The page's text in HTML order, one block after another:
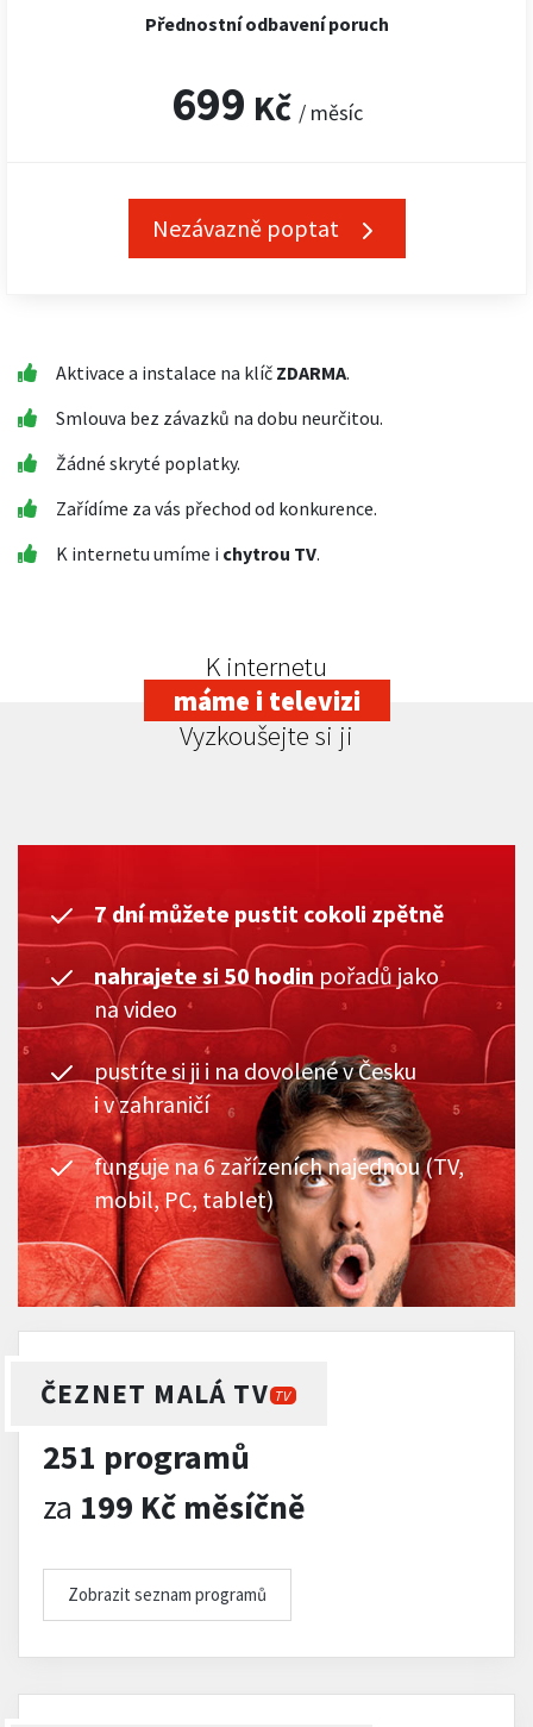
Přednostní odbavení poruch
699 Kč / měsíc
Nezávazně poptat
Aktivace a instalace na klíč ZDARMA.
Smlouva bez závazků na dobu neurčitou.
Žádné skryté poplatky.
Zařídíme za vás přechod od konkurence.
K internetu umíme i chytrou TV.
K internetu
máme i televizi
Vyzkoušejte si ji
7 dní můžete pustit cokoli zpětně
nahrajete si 50 hodin pořadů jako
na video
pustíte si ji i na dovolené v Česku
i v zahraničí
funguje na 6 zařízeních najednou (TV,
mobil, PC, tablet)
ČEZNET MALÁ TV TV
251 programů
za 199 Kč měsíčně
Zobrazit seznam programů